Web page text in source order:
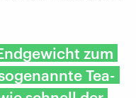
zum
Tea-